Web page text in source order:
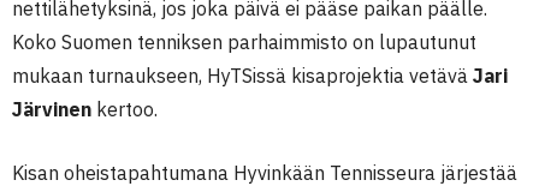
nettilähetyksinä, jos joka päivä ei pääse paikan päälle.
Koko Suomen tenniksen parhaimmisto on lupautunut
mukaan turnaukseen, HyTSissä kisaprojektia vetävä Jari
Järvinen kertoo.
Kisan oheistapahtumana Hyvinkään Tennisseura järjestää